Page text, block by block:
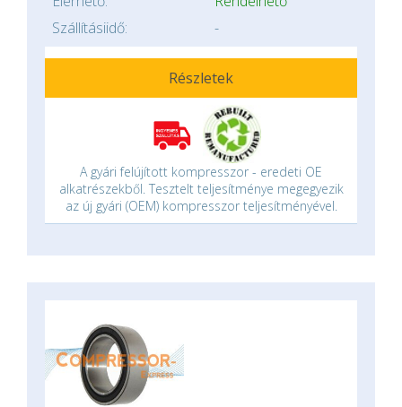
Szállításiidő:
-
Részletek
A gyári felújított kompresszor - eredeti OE
alkatrészekből. Tesztelt teljesítménye megegyezik
az új gyári (OEM) kompresszor teljesítményével.